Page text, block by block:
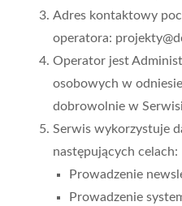
Adres kontaktowy
operatora:
Operator jest
osobowych w
dobrowolnie w
Serwis wykorzystuje
następujących celach:
Prowadzenie
Prowadzenie